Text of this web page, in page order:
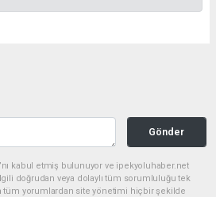
Gönder
kabul etmiş bulunuyor ve ipekyoluhaber.net
doğrudan veya dolaylı tüm sorumluluğu tek
tüm yorumlardan site yönetimi hiçbir şekilde